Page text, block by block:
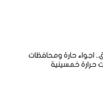
اجواء حارة ومحافظات
حرارة خمسينية